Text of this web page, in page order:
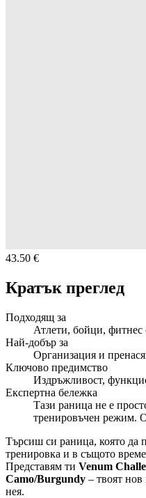
43.50 €
Кратък преглед
Подходящ за
Атлети, бойци, фитнес
Най-добър за
Организация и
Ключово предимство
Издръжливост,
Експертна бележка
Тази раница не е
тренировъчен режим.
Търсиш си раница, която да
тренировка и в същото
Представям ти Venum
Camo/Burgundy – твоят нов
нея.